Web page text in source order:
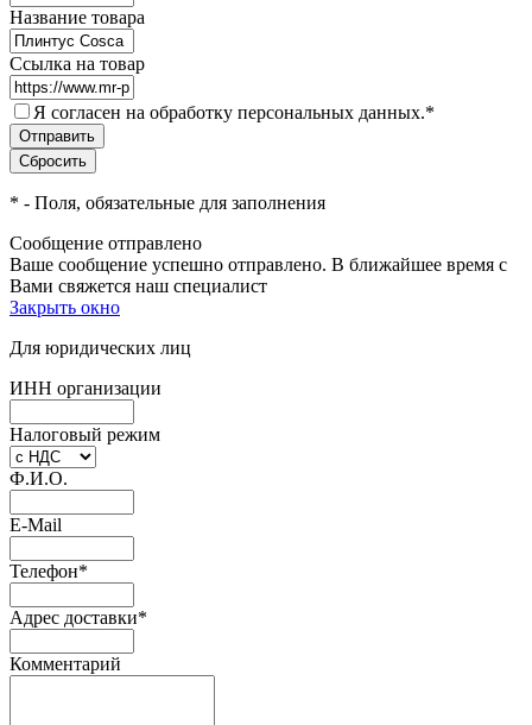
Название товара
Ссылка на товар
Я согласен на обработку персональных данных.*
* - Поля, обязательные для заполнения
Сообщение отправлено
Ваше сообщение успешно отправлено. В ближайшее время с
Вами свяжется наш специалист
Закрыть окно
Для юридических лиц
ИНН организации
Налоговый режим
Ф.И.О.
E-Mail
Телефон*
Адрес доставки*
Комментарий